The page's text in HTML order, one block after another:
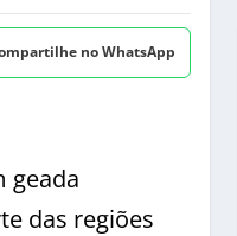
no WhatsApp
geada
das regiões